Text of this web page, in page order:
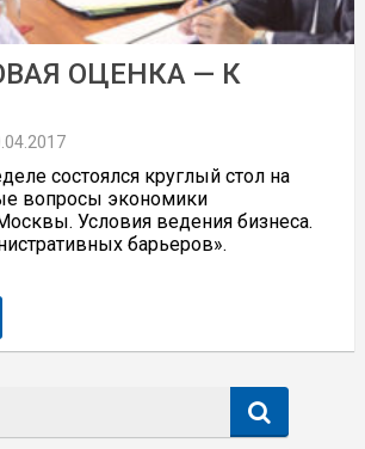
ОЦЕНКА — К
состоялся круглый стол на
вопросы экономики
Условия ведения бизнеса.
барьеров».